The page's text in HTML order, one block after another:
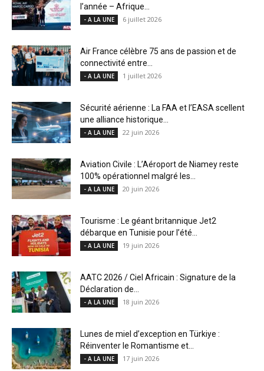
l’année – Afrique...
- A LA UNE 6 juillet 2026
Air France célèbre 75 ans de passion et de
connectivité entre...
- A LA UNE 1 juillet 2026
Sécurité aérienne : La FAA et l’EASA scellent
une alliance historique...
- A LA UNE 22 juin 2026
Aviation Civile : L’Aéroport de Niamey reste
100% opérationnel malgré les...
- A LA UNE 20 juin 2026
Tourisme : Le géant britannique Jet2
débarque en Tunisie pour l’été...
- A LA UNE 19 juin 2026
AATC 2026 / Ciel Africain : Signature de la
Déclaration de...
- A LA UNE 18 juin 2026
Lunes de miel d’exception en Türkiye :
Réinventer le Romantisme et...
- A LA UNE 17 juin 2026